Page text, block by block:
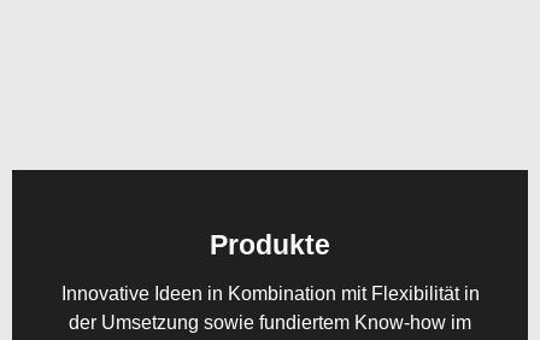
Produkte
Innovative Ideen in Kombination mit Flexibilität in
der Umsetzung sowie fundiertem Know-how im